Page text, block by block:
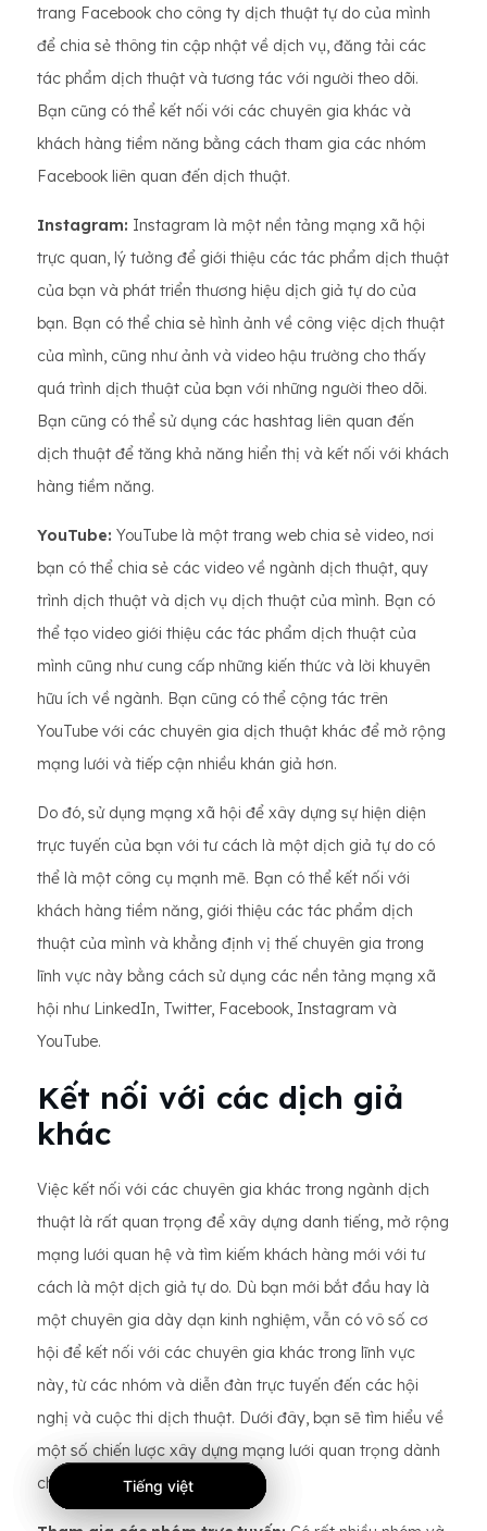
trang Facebook cho công ty dịch thuật tự do của mình
để chia sẻ thông tin cập nhật về dịch vụ, đăng tải các
tác phẩm dịch thuật và tương tác với người theo dõi.
Bạn cũng có thể kết nối với các chuyên gia khác và
khách hàng tiềm năng bằng cách tham gia các nhóm
Facebook liên quan đến dịch thuật.
Instagram: Instagram là một nền tảng mạng xã hội
trực quan, lý tưởng để giới thiệu các tác phẩm dịch thuật
của bạn và phát triển thương hiệu dịch giả tự do của
bạn. Bạn có thể chia sẻ hình ảnh về công việc dịch thuật
của mình, cũng như ảnh và video hậu trường cho thấy
quá trình dịch thuật của bạn với những người theo dõi.
Bạn cũng có thể sử dụng các hashtag liên quan đến
dịch thuật để tăng khả năng hiển thị và kết nối với khách
hàng tiềm năng.
YouTube: YouTube là một trang web chia sẻ video, nơi
bạn có thể chia sẻ các video về ngành dịch thuật, quy
trình dịch thuật và dịch vụ dịch thuật của mình. Bạn có
thể tạo video giới thiệu các tác phẩm dịch thuật của
mình cũng như cung cấp những kiến ​​thức và lời khuyên
hữu ích về ngành. Bạn cũng có thể cộng tác trên
YouTube với các chuyên gia dịch thuật khác để mở rộng
mạng lưới và tiếp cận nhiều khán giả hơn.
Do đó, sử dụng mạng xã hội để xây dựng sự hiện diện
trực tuyến của bạn với tư cách là một dịch giả tự do có
thể là một công cụ mạnh mẽ. Bạn có thể kết nối với
khách hàng tiềm năng, giới thiệu các tác phẩm dịch
thuật của mình và khẳng định vị thế chuyên gia trong
lĩnh vực này bằng cách sử dụng các nền tảng mạng xã
hội như LinkedIn, Twitter, Facebook, Instagram và
YouTube.
Kết nối với các dịch giả
khác
Việc kết nối với các chuyên gia khác trong ngành dịch
thuật là rất quan trọng để xây dựng danh tiếng, mở rộng
mạng lưới quan hệ và tìm kiếm khách hàng mới với tư
cách là một dịch giả tự do. Dù bạn mới bắt đầu hay là
một chuyên gia dày dạn kinh nghiệm, vẫn có vô số cơ
hội để kết nối với các chuyên gia khác trong lĩnh vực
này, từ các nhóm và diễn đàn trực tuyến đến các hội
nghị và cuộc thi dịch thuật. Dưới đây, bạn sẽ tìm hiểu về
một số chiến lược xây dựng mạng lưới quan trọng dành
cho người dịch tự do.
Tiếng việt
Tiếng việt
Tiếng việt